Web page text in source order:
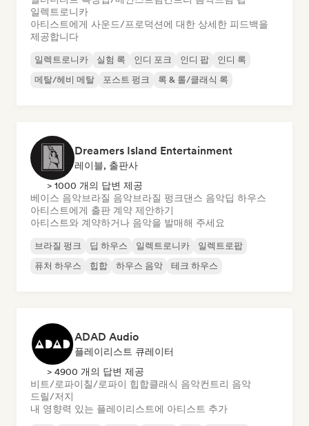
일렉트로니카
아티스트에게 사운드/프로덕션에 대한 상세한 피드백을
제공합니다
일렉트로니카 실험 록 인디 포크 인디 팝
인디 록
메탈/헤비 메탈
포스트 펑크 록 & 롤/클래식 록
Dreamers Island Entertainment
레이블, 출판사
> 1000 개의 답변 제공
베이스 음악브라질 음악브라질 펑크댄스 음악딥 하우스
아티스트에게 출판 계약 제안하기
아티스트와 계약하거나 음악을 발매해 주세요
브라질 펑크 딥 하우스 일렉트로니카
일렉트로팝
퓨처 하우스
힙합 하우스 음악 테크 하우스
ADAD Audio
플레이리스트 큐레이터
> 4900 개의 답변 제공
비트/로파이칠/로파이 힙합클래식 음악컨트리 음악
드릴/저지
내 영향력 있는 플레이리스트에 아티스트 추가